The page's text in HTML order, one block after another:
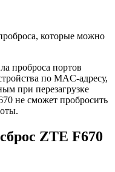
которые можно
проброса портов
по MAC-адресу,
при перезагрузке
не сможет пробросить
ZTE F670